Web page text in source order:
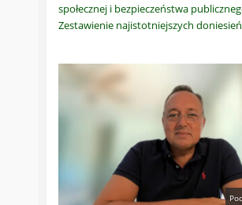
społecznej i bezpieczeństwa
Zestawienie najistotniejszych doniesień